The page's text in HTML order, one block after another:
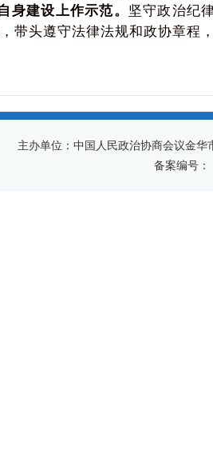
建设上作示范。 坚守政治纪
带头遵守法律法规和政协章程
主办单位：中国人民政治协商会议金
备案编号：